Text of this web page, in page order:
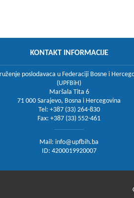
KONTAKT INFORMACIJE
poslodavaca u Federaciji Bosne i
(UPFBiH)
Maršala Tita 6
71 000 Sarajevo, Bosna i Hercegovina
Tel: +387 (33) 264-830
Fax: +387 (33) 552-461
Mail: info@upfbih.ba
ID: 4200019920007